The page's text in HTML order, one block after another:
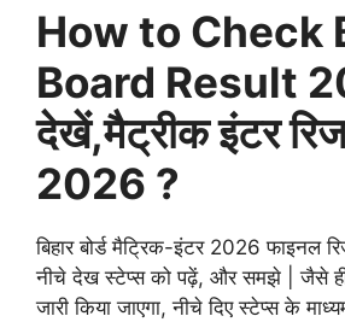
How to Check
Board Result
देखें,मैट्रीक इंटर
2026 ?
बिहार बोर्ड मैट्रिक-इंटर 2026 फाइनल
नीचे देख स्टेप्स को पढ़ें, और समझे | जैसे ही
जारी किया जाएगा, नीचे दिए स्टेप्स के